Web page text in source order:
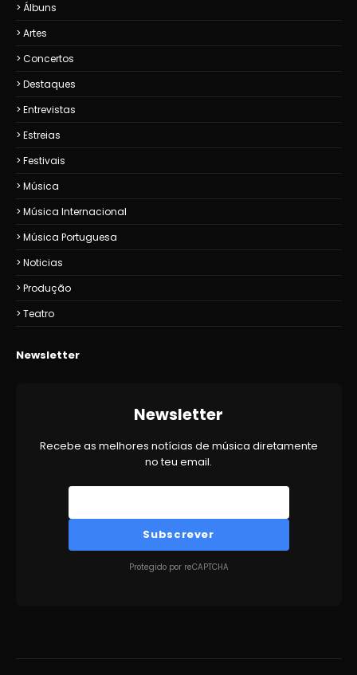
Álbuns
Artes
Concertos
Destaques
Entrevistas
Estreias
Festivais
Música
Música Internacional
Música Portuguesa
Noticias
Produção
Teatro
Newsletter
Newsletter
Recebe as melhores notícias de música diretamente
no teu email.
Subscrever
Protegido por reCAPTCHA